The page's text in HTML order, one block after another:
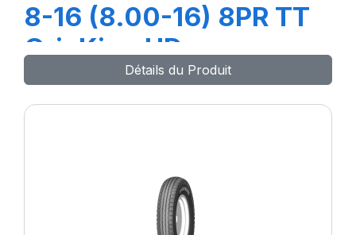
8-16 (8.00-16) 8PR TT
GripKing HD
Détails du Produit